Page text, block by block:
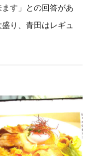
す」との回答があ
り、青田はレギュ